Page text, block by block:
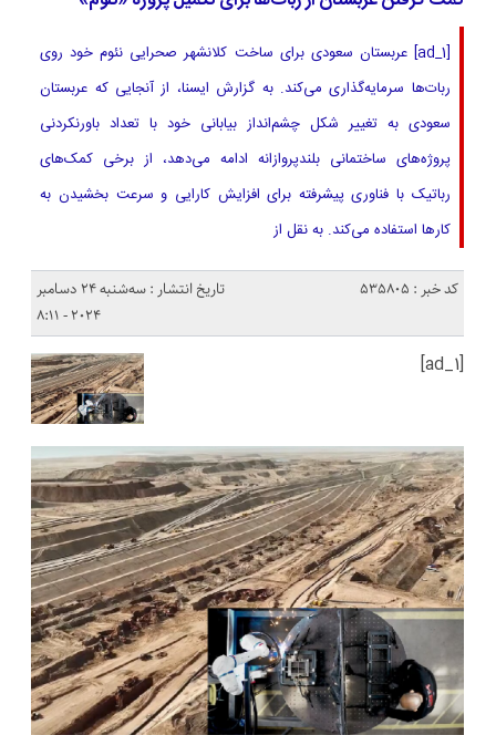
[ad_1] عربستان سعودی برای ساخت کلانشهر صحرایی نئوم خود روی
ربات‌ها سرمایه‌گذاری می‌کند. به گزارش ایسنا، از آنجایی که عربستان
سعودی به تغییر شکل چشم‌انداز بیابانی خود با تعداد باورنکردنی
پروژه‌های ساختمانی بلندپروازانه ادامه می‌دهد، از برخی کمک‌های
رباتیک با فناوری پیشرفته برای افزایش کارایی و سرعت بخشیدن به
کارها استفاده می‌کند. به نقل از
کد خبر : 535805
تاریخ انتشار : سه‌شنبه 24 دسامبر
2024 - 8:11
[ad_1]